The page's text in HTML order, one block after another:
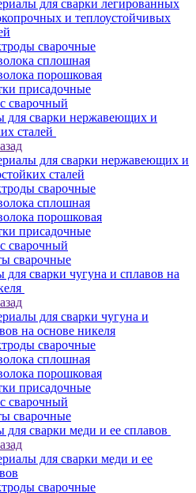
для сварки легированных
и теплоустойчивых
сварочные
сплошная
порошковая
присадочные
сварочный
для сварки нержавеющих и
сталей
для сварки нержавеющих и
сталей
сварочные
сплошная
порошковая
присадочные
сварочный
сварочные
для сварки чугуна и сплавов на
для сварки чугуна и
на основе никеля
сварочные
сплошная
порошковая
присадочные
сварочный
сварочные
для сварки меди и ее сплавов
для сварки меди и ее
сварочные